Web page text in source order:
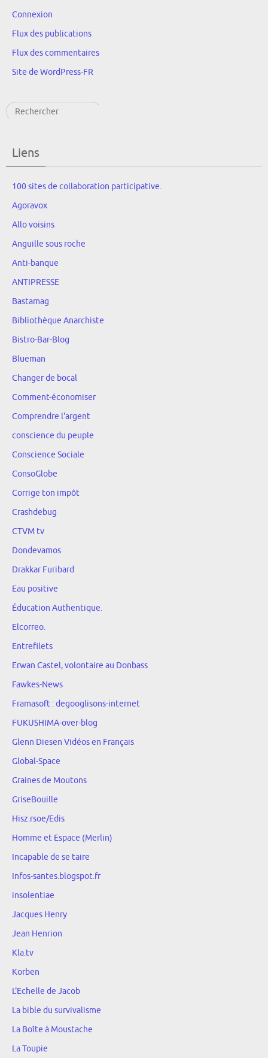
Connexion
Flux des publications
Flux des commentaires
Site de WordPress-FR
Rechercher
Liens
100 sites de collaboration participative.
Agoravox
Allo voisins
Anguille sous roche
Anti-banque
ANTIPRESSE
Bastamag
Bibliothèque Anarchiste
Bistro-Bar-Blog
Blueman
Changer de bocal
Comment-économiser
Comprendre l'argent
conscience du peuple
Conscience Sociale
ConsoGlobe
Corrige ton impôt
Crashdebug
CTVM tv
Dondevamos
Drakkar Furibard
Eau positive
Éducation Authentique.
Elcorreo.
Entrefilets
Erwan Castel, volontaire au Donbass
Fawkes-News
Framasoft : degooglisons-internet
FUKUSHIMA-over-blog
Glenn Diesen Vidéos en Français
Global-Space
Graines de Moutons
GriseBouille
Hisz.rsoe/Edis
Homme et Espace (Merlin)
Incapable de se taire
Infos-santes.blogspot.fr
insolentiae
Jacques Henry
Jean Henrion
Kla.tv
Korben
L'Echelle de Jacob
La bible du survivalisme
La Boîte à Moustache
La Toupie